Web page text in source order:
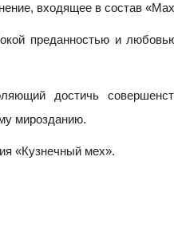
входящее в состав
преданностью и
достичь
мирозданию.
«Кузнечный мех».